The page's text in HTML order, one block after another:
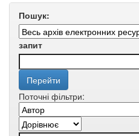
Пошук:
запит
Поточні фільтри: